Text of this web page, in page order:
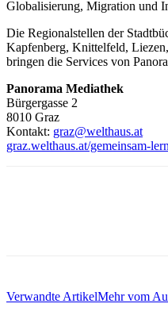
Globalisierung, Migration und
Die Regionalstellen der
Kapfenberg, Knittelfeld,
bringen die Services von
Panorama Mediathek
Bürgergasse 2
8010 Graz
Kontakt: graz@welthaus.at
graz.welthaus.at/gemeinsam-
Verwandte ArtikelMehr vom